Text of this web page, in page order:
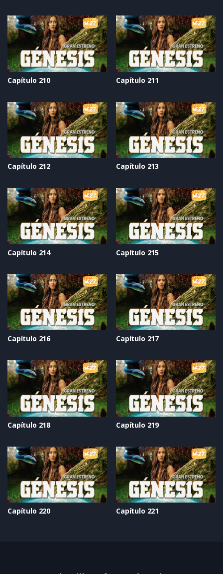
Capítulo 210 Capítulo 211
Capítulo 212 Capítulo 213
Capítulo 214 Capítulo 215
Capítulo 216 Capítulo 217
Capítulo 218 Capítulo 219
Capítulo 220 Capítulo 221